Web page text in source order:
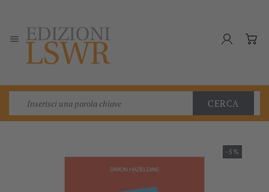

CERCA
-5%